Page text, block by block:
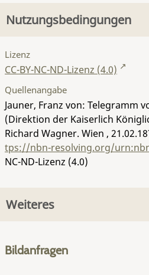
Nutzungsbedingungen
Lizenz
CC-BY-NC-ND-Lizenz (4.0)
Quellenangabe
Jauner, Franz von: Telegramm
(Direktion der Kaiserlich
Richard Wagner. Wien ,
tps://nbn-resolving.org/
NC-ND-Lizenz (4.0)
Weiteres
Bildanfragen